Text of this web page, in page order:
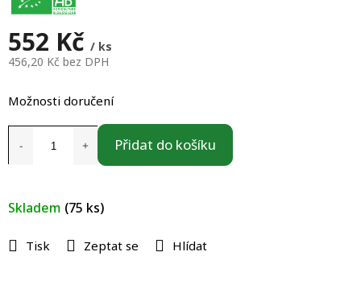
552 Kč / ks
456,20 Kč bez DPH
cena:
Skladem (75 ks)
Možnosti doručení
Přidat do košíku
Tisk Zeptat se Hlídat